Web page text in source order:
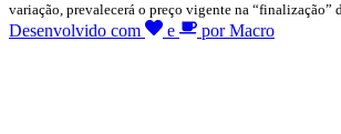
variação, prevalecerá o preço vigente na “finalização”
Desenvolvido com e por Macro